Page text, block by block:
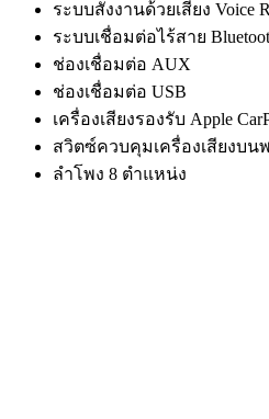
ระบบสั่งงานด้วยเสียง Voice
ระบบเชื่อมต่อไร้สาย
ช่องเชื่อมต่อ AUX
ช่องเชื่อมต่อ USB
เครื่องเสียงรองรับ Apple
สวิตซ์ควบคุมเครื่องเสียงบน
ลำโพง 8 ตำแหน่ง